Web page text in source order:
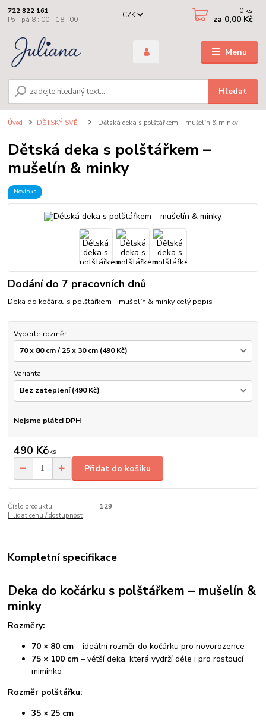
Menu
CZK
Hledat
722 822 161
Po - pá 8 : 00 - 18 : 00
0 ks
za 0,00 Kč
Úvod DĚTSKÝ SVĚT Dětská deka s polštářkem – mušelín & minky
Dětská deka s polštářkem –
mušelín & minky
Novinka
Dodání do 7 pracovních dnů
Deka do kočárku s polštářkem – mušelín & minky celý popis
Vyberte rozměr
Varianta
Nejsme plátci DPH
490 Kč/ks
Přidat do košíku
Číslo produktu:
129
Hlídat cenu / dostupnost
Kompletní specifikace
Deka do kočárku s polštářkem – mušelín &
minky
Rozměry:
70 × 80 cm – ideální rozměr do kočárku pro novorozence
75 × 100 cm – větší deka, která vydrží déle i pro rostoucí
miminko
Rozměr polštářku:
35 × 25 cm